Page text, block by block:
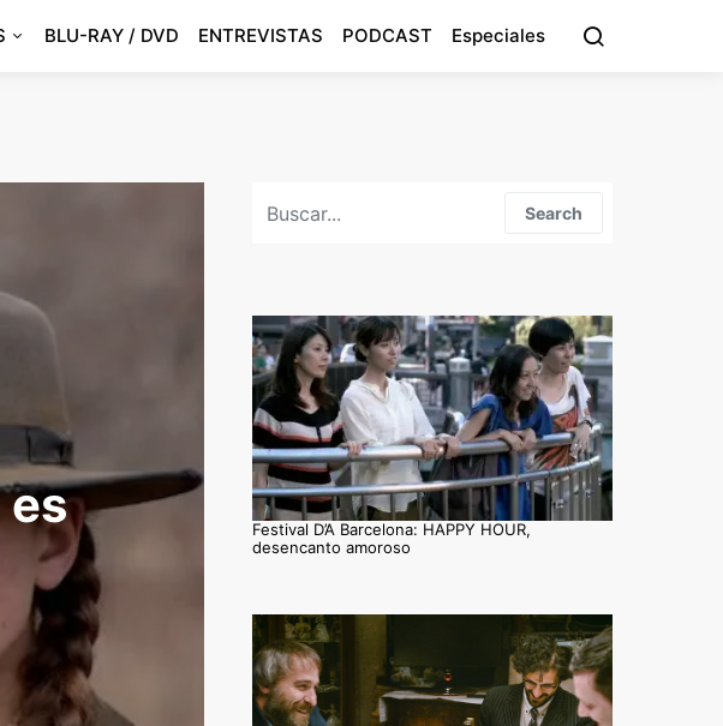
BLU-RAY / DVD ENTREVISTAS PODCAST Especiales
es
Search
Festival D’A Barcelona: HAPPY HOUR,
desencanto amoroso